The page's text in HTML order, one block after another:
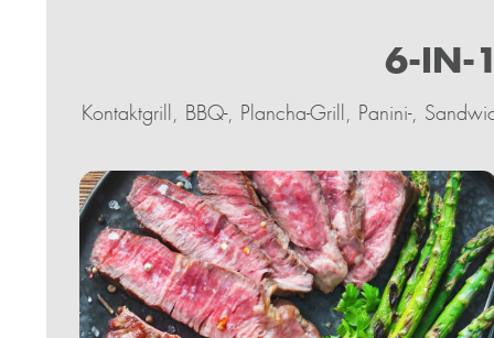
6-IN-
Kontaktgrill, BBQ-, Plancha-Grill, Panini-,